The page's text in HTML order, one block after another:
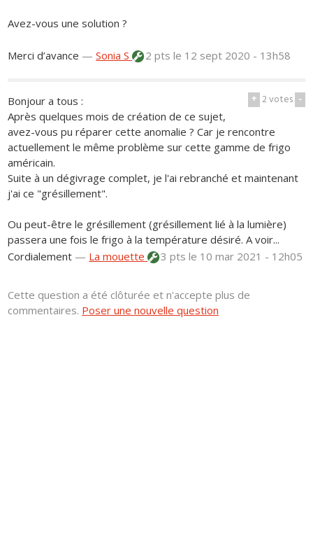
Avez-vous une solution ?
Merci d’avance —Sonia S 2 ptsle 12 sept 2020 - 13h58
+ 2votes -
Bonjour a tous :
Après quelques mois de création de ce sujet,
avez-vous pu réparer cette anomalie ? Car je rencontre
actuellement le même problème sur cette gamme de frigo
américain.
Suite à un dégivrage complet, je l'ai rebranché et maintenant
j'ai ce "grésillement".
Ou peut-être le grésillement (grésillement lié à la lumière)
passera une fois le frigo à la température désiré. A voir...
Cordialement — La mouette 3 ptsle 10 mar 2021 - 12h05
Cette question a été clôturée et n'accepte plus de
commentaires. Poser une nouvelle question